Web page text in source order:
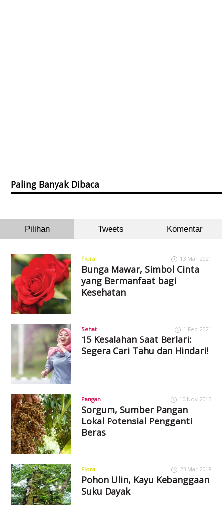
Paling Banyak Dibaca
Pilihan Tweets Komentar
Flora 13 Mar 2021
Bunga Mawar, Simbol Cinta
yang Bermanfaat bagi
Kesehatan
Sehat 1 Feb 2021
15 Kesalahan Saat Berlari:
Segera Cari Tahu dan Hindari!
Pangan 10 Nov 2015
Sorgum, Sumber Pangan
Lokal Potensial Pengganti
Beras
Flora 23 Mar 2018
Pohon Ulin, Kayu Kebanggaan
Suku Dayak